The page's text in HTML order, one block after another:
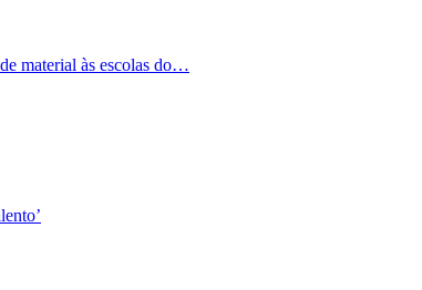
material às escolas do…